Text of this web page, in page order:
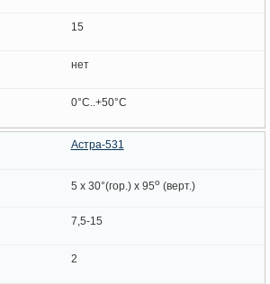
15
нет
0°C..+50°C
Астра-531
5 x 30°(гор.) x 95о (верт.)
7,5-15
2